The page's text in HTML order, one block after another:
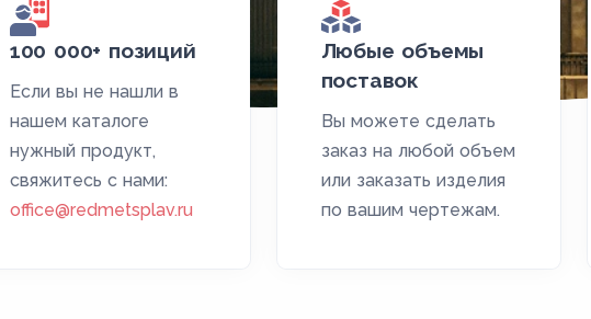
100 000+ позиций
Если вы не нашли в
нашем каталоге
нужный продукт,
свяжитесь с нами:
office@redmetsplav.ru
Любые объемы
поставок
Вы можете сделать
заказ на любой объем
или заказать изделия
по вашим чертежам.